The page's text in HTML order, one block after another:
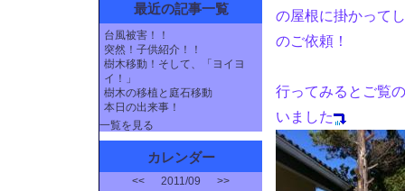
の屋根に掛かって
のご依頼！
行ってみるとご覧
いました
最近の記事一覧
台風被害！！
突然！子供紹介！！
樹木移動！そして、「ヨイヨ
イ！」
樹木の移植と庭石移動
本日の出来事！
一覧を見る
カレンダー
<< 2011/09 >>